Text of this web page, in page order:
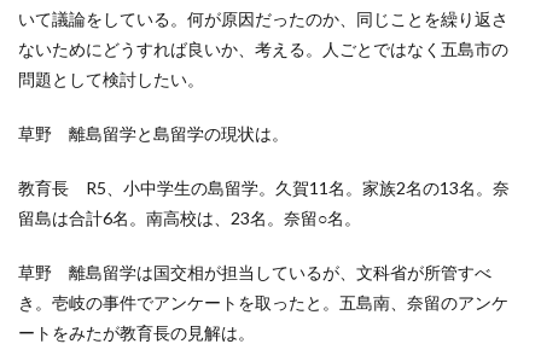
いて議論をしている。何が原因だったのか、同じことを繰り返さ
ないためにどうすれば良いか、考える。人ごとではなく五島市の
問題として検討したい。
草野 離島留学と島留学の現状は。
教育長 R5、小中学生の島留学。久賀11名。家族2名の13名。奈
留島は合計6名。南高校は、23名。奈留○名。
草野 離島留学は国交相が担当しているが、文科省が所管すべ
き。壱岐の事件でアンケートを取ったと。五島南、奈留のアンケ
ートをみたが教育長の見解は。